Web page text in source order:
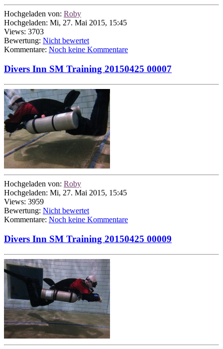
Hochgeladen von: Roby
Hochgeladen: Mi, 27. Mai 2015, 15:45
Views: 3703
Bewertung: Nicht bewertet
Kommentare: Noch keine Kommentare
Divers Inn SM Training 20150425 00007
Hochgeladen von: Roby
Hochgeladen: Mi, 27. Mai 2015, 15:45
Views: 3959
Bewertung: Nicht bewertet
Kommentare: Noch keine Kommentare
Divers Inn SM Training 20150425 00009